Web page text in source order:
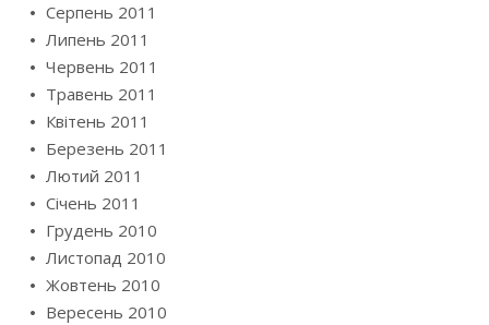
Серпень 2011
Липень 2011
Червень 2011
Травень 2011
Квітень 2011
Березень 2011
Лютий 2011
Січень 2011
Грудень 2010
Листопад 2010
Жовтень 2010
Вересень 2010